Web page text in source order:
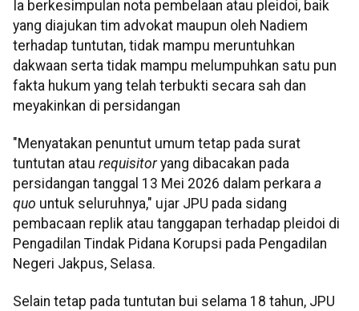
Ia berkesimpulan nota pembelaan atau pleidoi, baik
yang diajukan tim advokat maupun oleh Nadiem
terhadap tuntutan, tidak mampu meruntuhkan
dakwaan serta tidak mampu melumpuhkan satu pun
fakta hukum yang telah terbukti secara sah dan
meyakinkan di persidangan
"Menyatakan penuntut umum tetap pada surat
tuntutan atau requisitoryang dibacakan pada
persidangan tanggal 13 Mei 2026 dalam perkara a
quo untuk seluruhnya," ujar JPU pada sidang
pembacaan replik atau tanggapan terhadap pleidoi di
Pengadilan Tindak Pidana Korupsi pada Pengadilan
Negeri Jakpus, Selasa.
Selain tetap pada tuntutan bui selama 18 tahun, JPU